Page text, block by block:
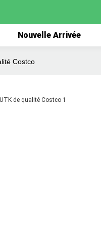
Nouvelle Arrivée
Costco